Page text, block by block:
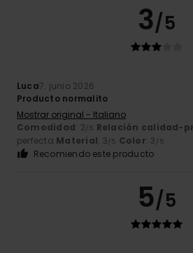
3/5
Luca7. junio 2026
Producto normalito
Mostrar original - Italiano
Comodidad: 2/5 Relación calidad-
perfecta Material: 3/5 Color: 3 /5
Recomiendo este producto
5/5